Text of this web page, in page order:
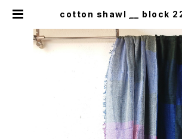
cotton shawl __ block